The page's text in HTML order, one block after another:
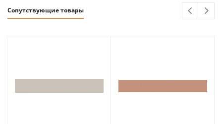
Сопутствующие товары